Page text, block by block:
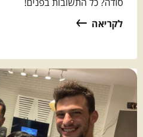
לקריאה